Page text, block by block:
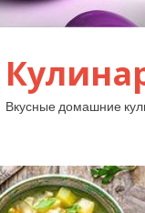
Вкусные домашние